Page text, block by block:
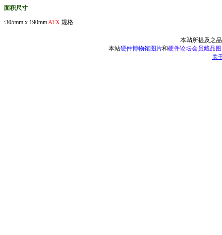
面积尺寸
:305mm x 190mmATX 规格
本站所提及之
本站硬件博物馆图片和硬件论坛会员藏品
关